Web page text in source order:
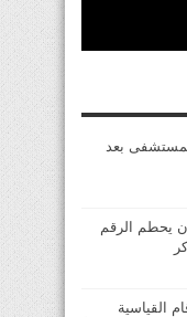
بعد
يحطم الرقم
القياسية